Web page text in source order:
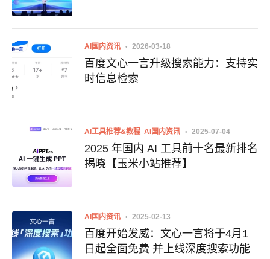
AI国内资讯 2026-03-18
百度文心一言升级搜索能力：支持实
时信息检索
AI工具推荐&教程 AI国内资讯 2025-07-04
2025 年国内 AI 工具前十名最新排名
揭晓【玉米小站推荐】
AI国内资讯 2025-02-13
百度开始发威：文心一言将于4月1
日起全面免费 并上线深度搜索功能